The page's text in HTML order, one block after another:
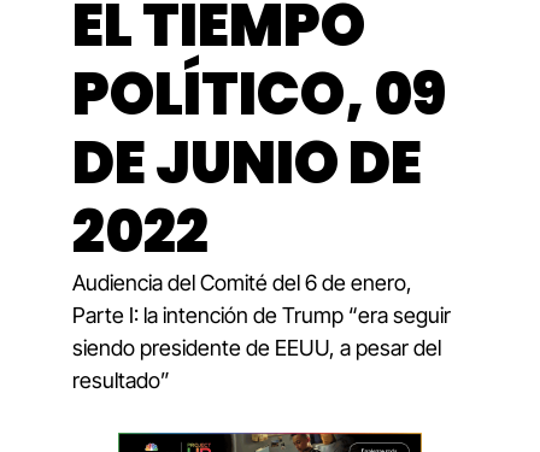
EL TIEMPO
POLÍTICO, 09
DE JUNIO DE
2022
Audiencia del Comité del 6 de enero,
Parte I: la intención de Trump “era seguir
siendo presidente de EEUU, a pesar del
resultado”